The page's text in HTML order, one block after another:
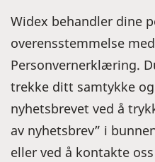
Widex behandler dine
overensstemmelse
Personvernerklæring.
trekke ditt samtykke
nyhetsbrevet ved å
av nyhetsbrev” i
eller ved å kontakte